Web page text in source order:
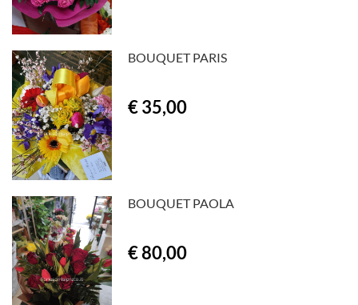
BOUQUET PARIS
€ 35,00
BOUQUET PAOLA
€ 80,00